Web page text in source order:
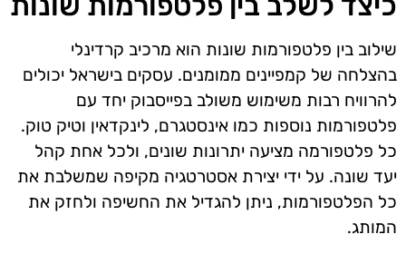
שילוב בין פלטפורמות שונות הוא מרכיב קרדינלי
בהצלחה של קמפיינים ממומנים. עסקים בישראל יכולים
להרוויח רבות משימוש משולב בפייסבוק יחד עם
פלטפורמות נוספות כמו אינסטגרם, לינקדאין וטיק טוק.
כל פלטפורמה מציעה יתרונות שונים, ולכל אחת קהל
יעד שונה. על ידי יצירת אסטרטגיה מקיפה שמשלבת את
כל הפלטפורמות, ניתן להגדיל את החשיפה ולחזק את
המותג.